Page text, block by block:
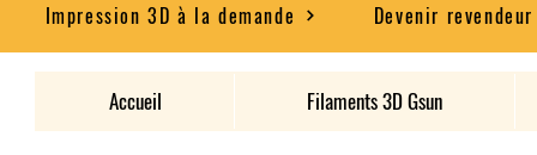
Impression 3D à la demande Devenir revendeur
Accueil Filaments 3D Gsun